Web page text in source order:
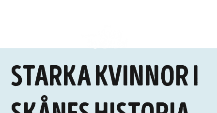
Starka kvinnor i